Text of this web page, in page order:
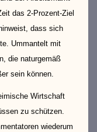
das 2-Prozent-Ziel
dass sich
Ummantelt mit
die naturgemäß
sein können.
Wirtschaft
zu schützen.
wiederum